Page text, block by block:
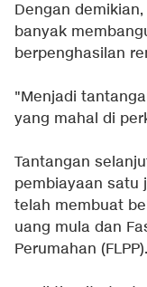
Dengan
banyak
berpenghasilan
"Menjadi
yang mahal di
Tantangan
pembiayaan satu
telah membuat
uang mula dan
Perumahan (FLPP).